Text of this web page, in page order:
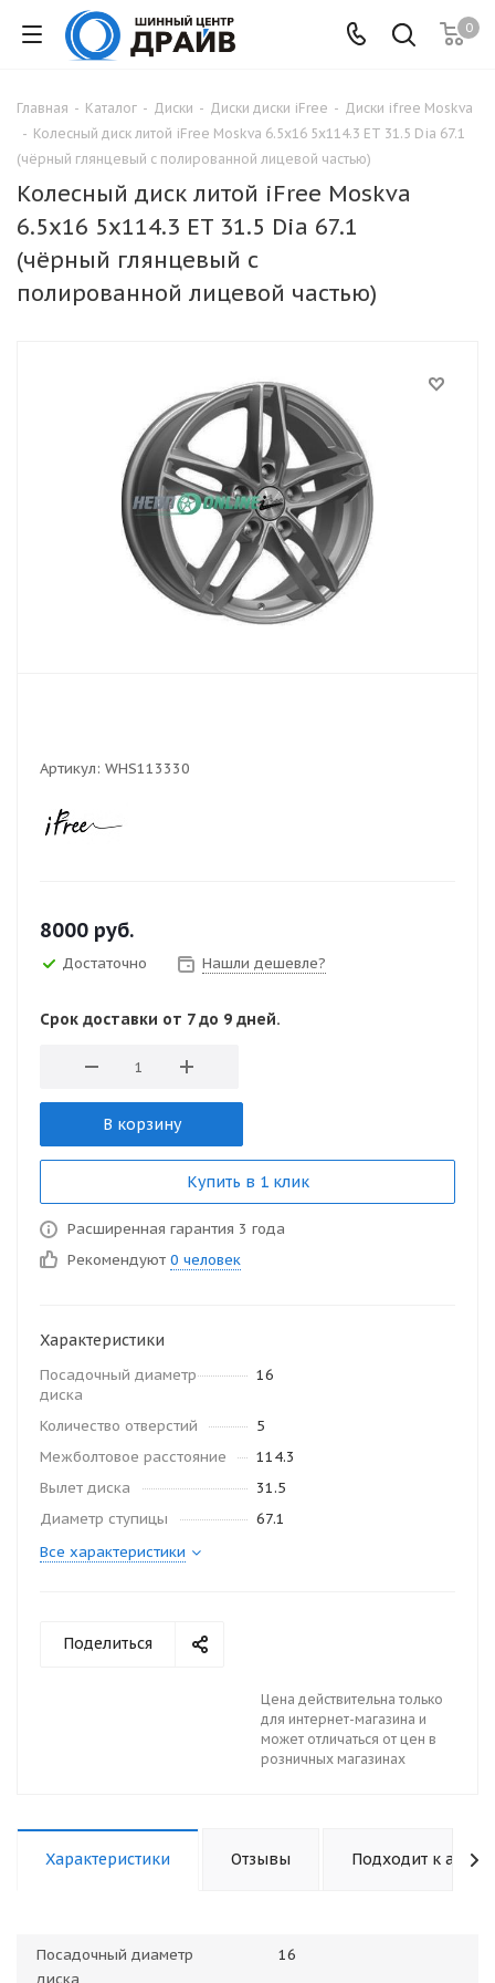
0
Главная - Каталог - Диски - Диски диски iFree - Диски ifree Moskva
- Колесный диск литой iFree Moskva 6.5x16 5x114.3 ET 31.5 Dia 67.1
(чёрный глянцевый с полированной лицевой частью)
Колесный диск литой iFree Moskva
6.5x16 5x114.3 ET 31.5 Dia 67.1
(чёрный глянцевый с
полированной лицевой частью)
Артикул: WHS113330
8000 руб.
Достаточно Нашли дешевле?
Срок доставки от 7 до 9 дней.
В корзину
Купить в 1 клик
Расширенная гарантия 3 года
Рекомендуют 0 человек
Характеристики
Посадочный диаметр
диска
16
Количество отверстий
5
Межболтовое расстояние
114.3
Вылет диска
31.5
Диаметр ступицы
67.1
Все характеристики
Поделиться
Цена действительна только
для интернет-магазина и
может отличаться от цен в
розничных магазинах
Характеристики Отзывы Подходит к авто
Посадочный диаметр
диска
16